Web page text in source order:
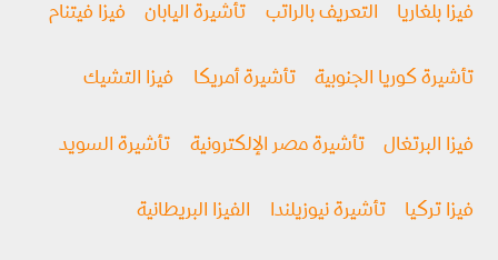
فيزا بلغاريا التعريف بالراتب تأشيرة اليابان فيزا فيتنام
تأشيرة كوريا الجنوبية تأشيرة أمريكا فيزا التشيك
فيزا البرتغال تأشيرة مصر الإلكترونية تأشيرة السويد
فيزا تركيا تأشيرة نيوزيلندا الفيزا البريطانية